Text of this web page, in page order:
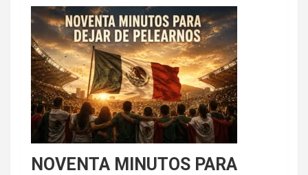
NOVENTA MINUTOS PARA